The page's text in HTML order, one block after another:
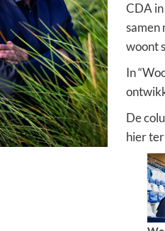
CDA
samen
woont
In
De
hier